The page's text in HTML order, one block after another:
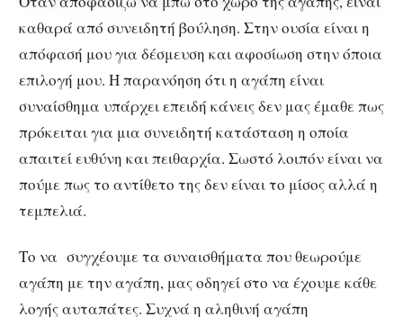
καθαρά από συνειδητή βούληση. Στην ουσία είναι η
απόφασή μου για δέσμευση και αφοσίωση στην όποια
επιλογή μου. Η παρανόηση ότι η αγάπη είναι
συναίσθημα υπάρχει επειδή κάνεις δεν μας έμαθε πως
πρόκειται για μια συνειδητή κατάσταση η οποία
απαιτεί ευθύνη και πειθαρχία. Σωστό λοιπόν είναι να
πούμε πως το αντίθετο της δεν είναι το μίσος αλλά η
τεμπελιά.
Το να συγχέουμε τα συναισθήματα που θεωρούμε
αγάπη με την αγάπη, μας οδηγεί στο να έχουμε κάθε
λογής αυταπάτες. Συχνά η αληθινή αγάπη